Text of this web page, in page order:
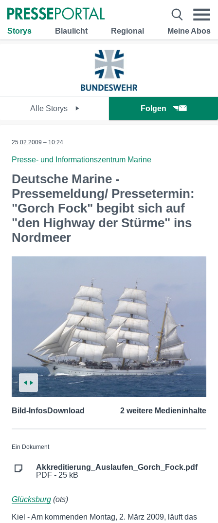
Storys Blaulicht Regional Meine Abos
Alle Storys Folgen
25.02.2009 – 10:24
Presse- und Informationszentrum Marine
Deutsche Marine -
Pressemeldung/ Pressetermin:
"Gorch Fock" begibt sich auf
"den Highway der Stürme" ins
Nordmeer
Bild-InfosDownload 2 weitere Medieninhalte
Ein Dokument
Akkreditierung_Auslaufen_Gorch_Fock.pdf
PDF - 25 kB
Glücksburg (ots)
Kiel - Am kommenden Montag, 2. März 2009, läuft das